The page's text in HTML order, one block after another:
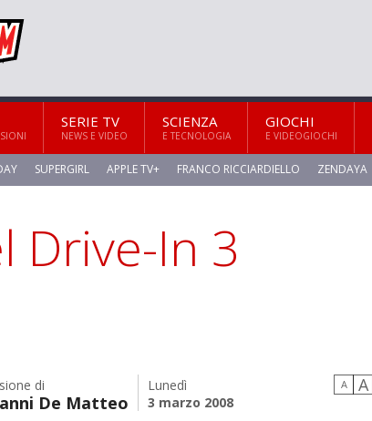
SERIE TV
NEWS E VIDEO
SCIENZA
E TECNOLOGIA
GIOCHI
E VIDEOGIOCHI
SUPERGIRL APPLE TV+ FRANCO RICCIARDIELLO ZENDAYA
Drive-In 3
di
De Matteo
Lunedì
3 marzo 2008
A A